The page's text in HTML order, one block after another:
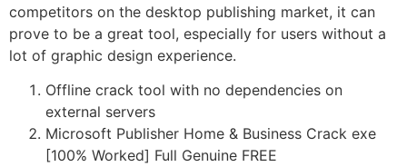
competitors on the desktop publishing market, it can
prove to be a great tool, especially for users without a
lot of graphic design experience.
Offline crack tool with no dependencies on
external servers
Microsoft Publisher Home & Business Crack exe
[100% Worked] Full Genuine FREE